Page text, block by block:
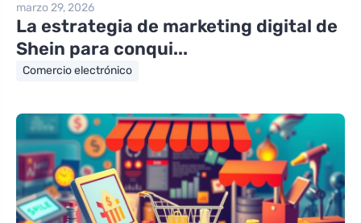
marzo 29, 2026
La estrategia de marketing digital de
Shein para conqui...
Comercio electrónico